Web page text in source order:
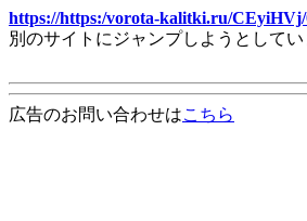
https://https:/vorota-kalitki.ru/
別のサイトにジャンプしようとして
広告のお問い合わせはこちら